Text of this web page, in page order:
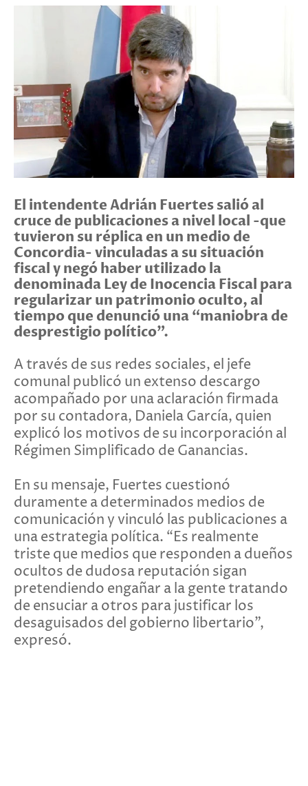
El intendente Adrián Fuertes salió al
cruce de publicaciones a nivel local -que
tuvieron su réplica en un medio de
Concordia- vinculadas a su situación
fiscal y negó haber utilizado la
denominada Ley de Inocencia Fiscal para
regularizar un patrimonio oculto, al
tiempo que denunció una “maniobra de
desprestigio político”.
A través de sus redes sociales, el jefe
comunal publicó un extenso descargo
acompañado por una aclaración firmada
por su contadora, Daniela García, quien
explicó los motivos de su incorporación al
Régimen Simplificado de Ganancias.
En su mensaje, Fuertes cuestionó
duramente a determinados medios de
comunicación y vinculó las publicaciones a
una estrategia política. “Es realmente
triste que medios que responden a dueños
ocultos de dudosa reputación sigan
pretendiendo engañar a la gente tratando
de ensuciar a otros para justificar los
desaguisados del gobierno libertario”,
expresó.